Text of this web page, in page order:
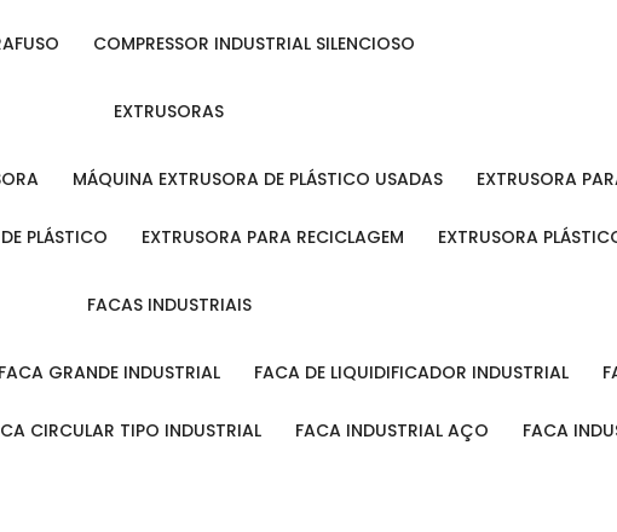
COMPRESSOR INDUSTRIAL SILENCIOSO
EXTRUSORAS
MÁQUINA EXTRUSORA DE PLÁSTICO USADAS EXTRUSORA
PLÁSTICO EXTRUSORA PARA RECICLAGEM EXTRUSORA
FACAS INDUSTRIAIS
FACA GRANDE INDUSTRIAL FACA DE LIQUIDIFICADOR INDUSTRIAL
CIRCULAR TIPO INDUSTRIAL FACA INDUSTRIAL AÇO FACA